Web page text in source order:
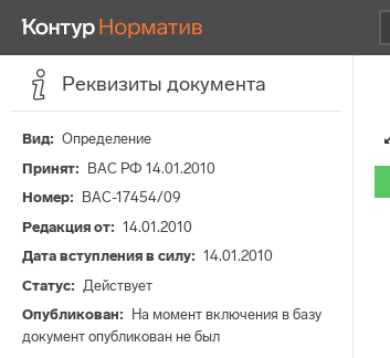
Реквизиты документа
Вид
Определение
Принят
ВАС РФ 14.01.2010
Номер
ВАС-17454/09
Редакция от
14.01.2010
Дата вступления в силу
14.01.2010
Статус
Действует
Опубликован
На момент включения в базу
документ опубликован не был